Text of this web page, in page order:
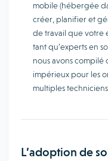
mobile (hébergée
créer, planifier et
de travail que votre
tant qu’experts en
nous avons compilé
impérieux pour les
multiples
L’adoption de